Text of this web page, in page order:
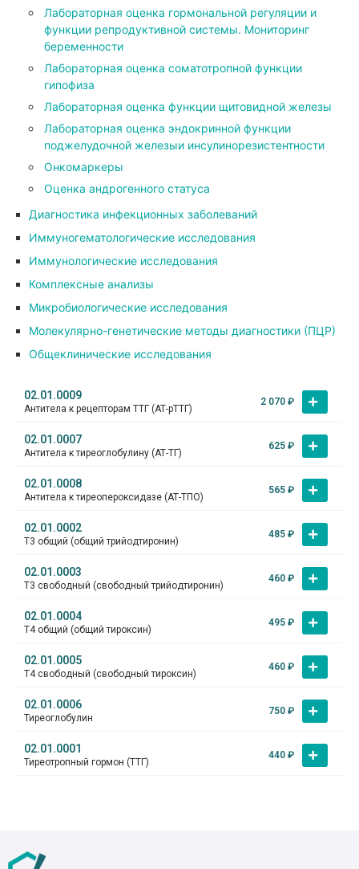
Лабораторная оценка гормональной регуляции и
функции репродуктивной системы. Мониторинг
беременности
Лабораторная оценка соматотропной функции
гипофиза
Лабораторная оценка функции щитовидной железы
Лабораторная оценка эндокринной функции
поджелудочной железыи инсулинорезистентности
Онкомаркеры
Оценка андрогенного статуса
Диагностика инфекционных заболеваний
Иммуногематологические исследования
Иммунологические исследования
Комплексные анализы
Микробиологические исследования
Молекулярно-генетические методы диагностики (ПЦР)
Общеклинические исследования
02.01.0009
Антитела к рецепторам ТТГ (АТ-рТТГ)
2 070 ₽
02.01.0007
Антитела к тиреоглобулину (АТ-ТГ)
625 ₽
02.01.0008
Антитела к тиреопероксидазе (АТ-ТПО)
565 ₽
02.01.0002
Т3 общий (общий трийодтиронин)
485 ₽
02.01.0003
Т3 свободный (свободный трийодтиронин)
460 ₽
02.01.0004
Т4 общий (общий тироксин)
495 ₽
02.01.0005
Т4 свободный (свободный тироксин)
460 ₽
02.01.0006
Тиреоглобулин
750 ₽
02.01.0001
Тиреотропный гормон (ТТГ)
440 ₽